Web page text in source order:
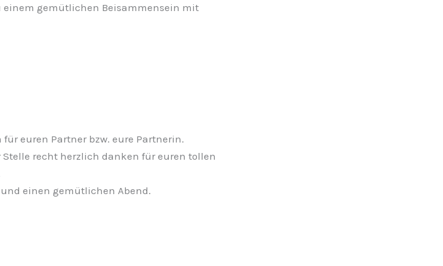
einem gemütlichen Beisammensein mit
euren Partner bzw. eure Partnerin.
recht herzlich danken für euren tollen
einen gemütlichen Abend.